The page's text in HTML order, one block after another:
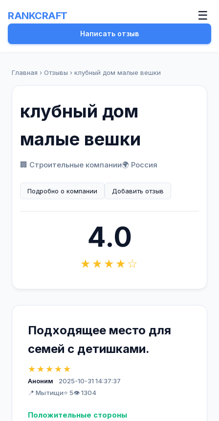
RANKCRAFT ☰
Написать отзыв
Главная › Отзывы › клубный дом малые вешки
клубный дом
малые вешки
🏢 Строительные компании🌍 Россия
Подробно о компании Добавить отзыв
4.0
★★★★☆
Подходящее место для
семей с детишками.
★★★★★
Аноним
2025-10-31 14:37:37
📍 Мытищи⭐ 5👁️ 1304
Положительные стороны